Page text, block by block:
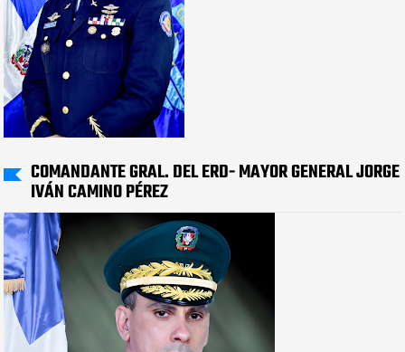
COMANDANTE GRAL. DEL ERD- MAYOR GENERAL JORGE
IVÁN CAMINO PÉREZ